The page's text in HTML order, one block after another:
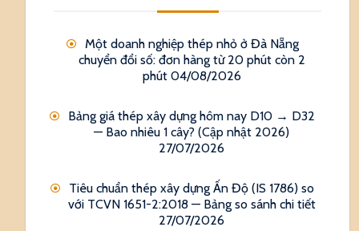
Một doanh nghiệp thép nhỏ ở Đà Nẵng
chuyển đổi số: đơn hàng từ 20 phút còn 2
phút 04/08/2026
Bảng giá thép xây dựng hôm nay D10 → D32
— Bao nhiêu 1 cây? (Cập nhật 2026)
27/07/2026
Tiêu chuẩn thép xây dựng Ấn Độ (IS 1786) so
với TCVN 1651-2:2018 — Bảng so sánh chi tiết
27/07/2026